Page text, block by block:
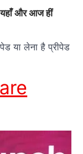
यहाँ और आज हीं
या लेना है प्रीपेड